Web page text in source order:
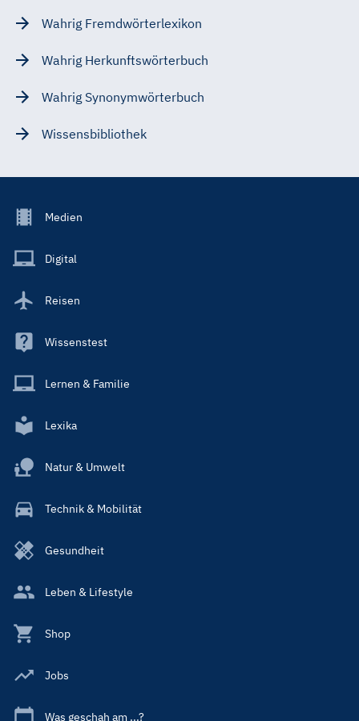
Wahrig Fremdwörterlexikon
Wahrig Herkunftswörterbuch
Wahrig Synonymwörterbuch
Wissensbibliothek
Footer
Main
Medien
Digital
Reisen
Wissenstest
Lernen & Familie
Lexika
Natur & Umwelt
Technik & Mobilität
Gesundheit
Leben & Lifestyle
Shop
Jobs
Was geschah am ...?